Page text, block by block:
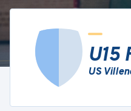
U15
US